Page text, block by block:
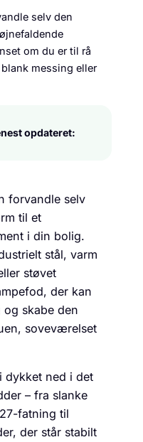
selv den
om du er til rå
messing eller
opdateret:
forvandle selv
til et
i din bolig.
stål, varm
støvet
der kan
skabe den
soveværelset
dykket ned i det
– fra slanke
fatning til
der står stabilt